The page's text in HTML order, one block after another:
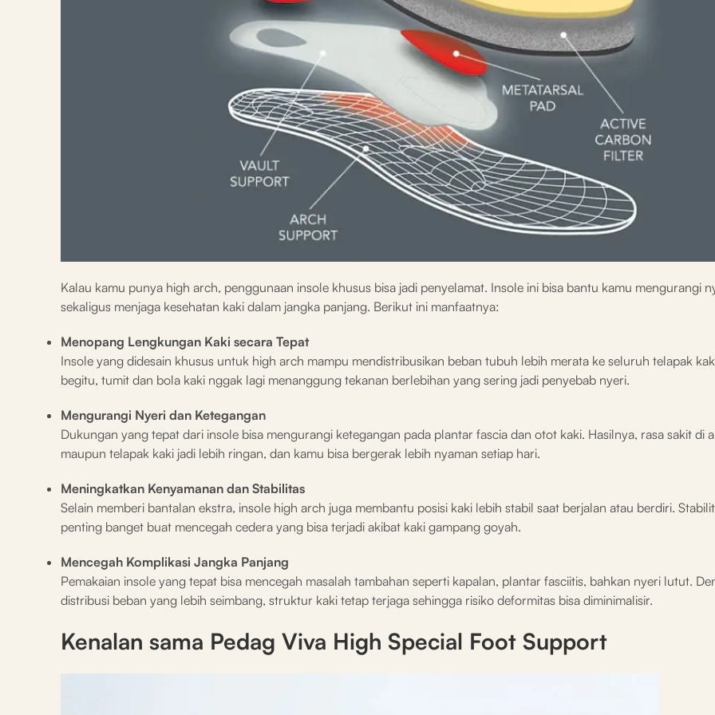
Kalau kamu punya high arch, penggunaan insole khusus bisa jadi penyelamat. Insole ini bisa bantu kamu mengurangi
sekaligus menjaga kesehatan kaki dalam jangka panjang. Berikut ini manfaatnya:
Menopang Lengkungan Kaki secara Tepat
Insole yang didesain khusus untuk high arch mampu mendistribusikan beban tubuh lebih merata ke seluruh telapak
begitu, tumit dan bola kaki nggak lagi menanggung tekanan berlebihan yang sering jadi penyebab nyeri.
Mengurangi Nyeri dan Ketegangan
Dukungan yang tepat dari insole bisa mengurangi ketegangan pada plantar fascia dan otot kaki. Hasilnya, rasa sakit di
maupun telapak kaki jadi lebih ringan, dan kamu bisa bergerak lebih nyaman setiap hari.
Meningkatkan Kenyamanan dan Stabilitas
Selain memberi bantalan ekstra, insole high arch juga membantu posisi kaki lebih stabil saat berjalan atau berdiri.
penting banget buat mencegah cedera yang bisa terjadi akibat kaki gampang goyah.
Mencegah Komplikasi Jangka Panjang
Pemakaian insole yang tepat bisa mencegah masalah tambahan seperti kapalan, plantar fasciitis, bahkan nyeri lutut.
distribusi beban yang lebih seimbang, struktur kaki tetap terjaga sehingga risiko deformitas bisa diminimalisir.
Kenalan sama Pedag Viva High Special Foot Support